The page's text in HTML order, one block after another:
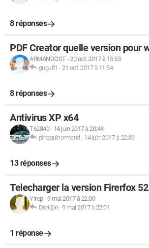
8 réponses
PDF Creator quelle version pour
ARMANDOST-20 oct. 2017 à 15:53
gugu01 -21 oct. 2017 à 11:54
8 réponses
Antivirus XP x64
T62840- 14 juin 2017 à 20:48
pingouinormand - 14 juin 2017 à 22:39
13 réponses
Telecharger la version Firerfox
Yrrep-9 mai 2017 à 22:00
Dori@n-9 mai 2017 à 22:01
1 réponse